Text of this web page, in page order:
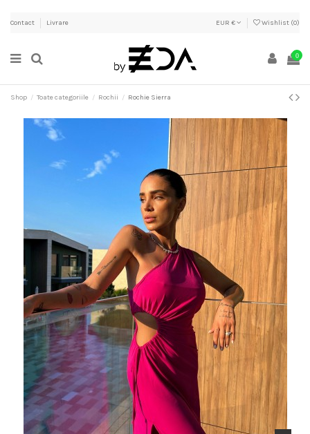
Contact Livrare EUR € Wishlist (0)
0
Shop Toate categoriile Rochii Rochie Sierra